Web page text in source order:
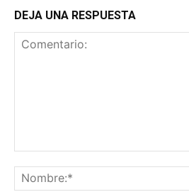
DEJA UNA RESPUESTA